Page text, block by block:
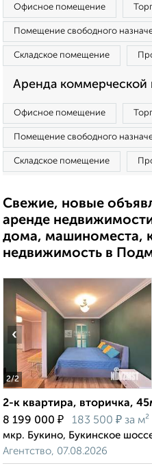
Офисное помещение
Помещение свободного
Складское помещение
Аренда
Офисное помещение
Помещение свободного
Складское помещение
Свежие, новые
аренде
дома, машиноместа,
недвижимость в
2/2
‹
2-к квартира, вторичка,
8 199 000 ₽ 183 500 ₽ за м²
мкр. Букино, Букинское
Агентство, 07.08.2026